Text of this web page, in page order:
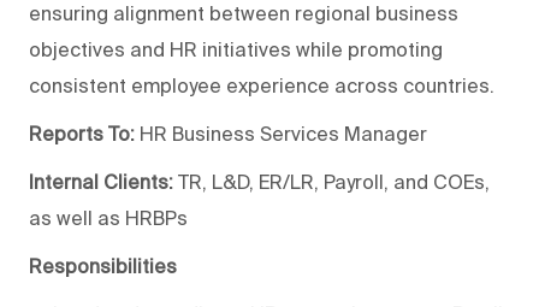
ensuring alignment between regional business
objectives and HR initiatives while promoting
consistent employee experience across countries.
Reports To: HR Business Services Manager
Internal Clients: TR, L&D, ER/LR, Payroll, and COEs,
as well as HRBPs
Responsibilities